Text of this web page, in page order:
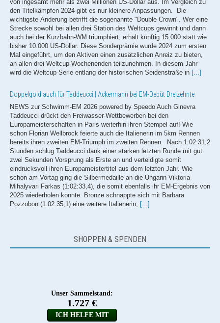
den Titelkämpfen 2024 gibt es nur kleinere Anpassungen. Die
wichtigste Änderung betrifft die sogenannte "Double Crown". Wer eine
Strecke sowohl bei allen drei Station des Weltcups gewinnt und dann
auch bei der Kurzbahn-WM triumphiert, erhält künftig 15.000 statt wie
bisher 10.000 US-Dollar. Diese Sonderprämie wurde 2024 zum ersten
Mal eingeführt, um den Aktiven einen zusätzlichen Anreiz zu bieten,
an allen drei Weltcup-Wochenenden teilzunehmen. In diesem Jahr
wird die Weltcup-Serie entlang der historischen Seidenstraße in[...]
NEWS zur Schwimm-EM 2026 powered by Speedo Auch Ginevra
Taddeucci drückt den Freiwasser-Wettbewerben bei den
Europameisterschaften in Paris weiterhin ihren Stempel auf! Wie
schon Florian Wellbrock feierte auch die Italienerin im 5km Rennen
bereits ihren zweiten EM-Triumph im zweiten Rennen. Nach 1:02:31,2
Stunden schlug Taddeucci dank einer starken letzten Runde mit gut
zwei Sekunden Vorsprung als Erste an und verteidigte somit
eindrucksvoll ihren Europameistertitel aus dem letzten Jahr. Wie
schon am Vortag ging die Silbermedaille an die Ungarin Viktoria
Mihalyvari Farkas (1:02:33,4), die somit ebenfalls ihr EM-Ergebnis von
2025 wiederholen konnte. Bronze schnappte sich mit Barbara
Pozzobon (1:02:35,1) eine weitere Italienerin,[...]
Eiffelturms ließ Florian Wellbrock über die 5km seinen Konkurrenten
auch am zweiten Tag der Freiwasser-EM keine Chance. Wellbrock
Ungar Dávid Bethlehem (55:42,6) den kürzeren und musste sich wie
bereits gestern mit dem Silberrang begnügen. Wellbrocks
Dauerkonkurrent, Gregorio Paltrinieri (Italien), schwamm in 55:54,7
Minuten zu Bronze. Der zweite deutsche Starter Oliver Klemet,
SHOPPEN & SPENDEN